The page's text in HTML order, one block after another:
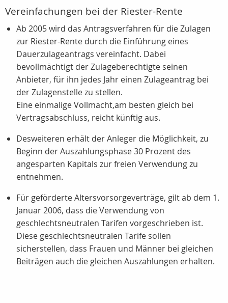
Vereinfachungen bei der Riester-Rente
Ab 2005 wird das Antragsverfahren für die Zulagen
zur Riester-Rente durch die Einführung eines
Dauerzulageantrags vereinfacht. Dabei
bevollmächtigt der Zulageberechtigte seinen
Anbieter, für ihn jedes Jahr einen Zulageantrag bei
der Zulagenstelle zu stellen.
Eine einmalige Vollmacht,am besten gleich bei
Vertragsabschluss, reicht künftig aus.
Desweiteren erhält der Anleger die Möglichkeit, zu
Beginn der Auszahlungsphase 30 Prozent des
angesparten Kapitals zur freien Verwendung zu
entnehmen.
Für geförderte Altersvorsorgeverträge, gilt ab dem 1.
Januar 2006, dass die Verwendung von
geschlechtsneutralen Tarifen vorgeschrieben ist.
Diese geschlechtsneutralen Tarife sollen
sicherstellen, dass Frauen und Männer bei gleichen
Beiträgen auch die gleichen Auszahlungen erhalten.